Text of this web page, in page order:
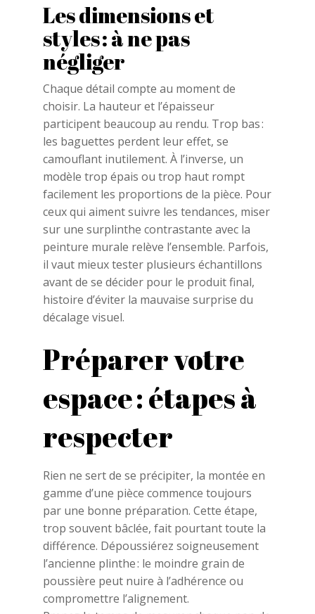
Les dimensions et
styles : à ne pas
négliger
Chaque détail compte au moment de
choisir. La hauteur et l’épaisseur
participent beaucoup au rendu. Trop bas :
les baguettes perdent leur effet, se
camouflant inutilement. À l’inverse, un
modèle trop épais ou trop haut rompt
facilement les proportions de la pièce. Pour
ceux qui aiment suivre les tendances, miser
sur une surplinthe contrastante avec la
peinture murale relève l’ensemble. Parfois,
il vaut mieux tester plusieurs échantillons
avant de se décider pour le produit final,
histoire d’éviter la mauvaise surprise du
décalage visuel.
Préparer votre
espace : étapes à
respecter
Rien ne sert de se précipiter, la montée en
gamme d’une pièce commence toujours
par une bonne préparation. Cette étape,
trop souvent bâclée, fait pourtant toute la
différence. Dépoussiérez soigneusement
l’ancienne plinthe : le moindre grain de
poussière peut nuire à l’adhérence ou
compromettre l’alignement.